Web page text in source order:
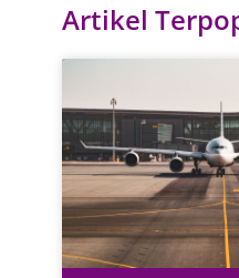
Artikel